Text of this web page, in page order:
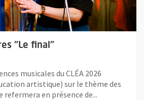
"Le final"
musicales du CLÉA 2026
artistique) sur le thème des
refermera en présence de...